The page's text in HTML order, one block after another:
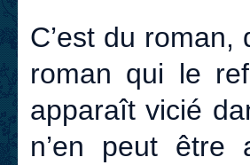
C’est du
roman qui le
apparaît vicié
n’en peut être